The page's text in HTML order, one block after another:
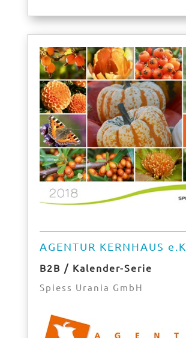
AGENTUR KERNHAUS e.K.
B2B / Kalender-Serie
Spiess Urania GmbH